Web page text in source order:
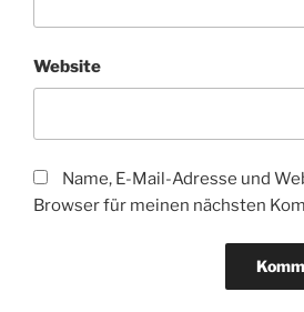
Website
Name, E-Mail-Adresse und
Browser für meinen nächsten